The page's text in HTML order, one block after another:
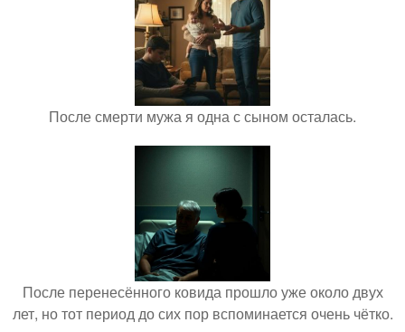
После смерти мужа я одна с сыном осталась.
После перенесённого ковида прошло уже около двух
лет, но тот период до сих пор вспоминается очень чётко.